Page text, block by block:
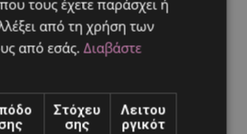
τους έχετε παράσχει ή
από τη χρήση των
από εσάς.Διαβάστε
Στόχευ
σης
Λειτου
ργικότ